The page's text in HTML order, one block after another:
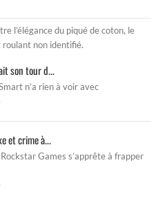
l’élégance du piqué de coton, le
roulant non identifié.
son tour d...
n’a rien à voir avec
et crime à...
Games s’apprête à frapper